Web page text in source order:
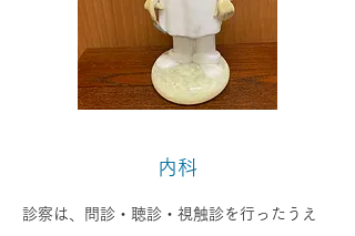
内科
診察は、問診・聴診・視触診を行ったうえ